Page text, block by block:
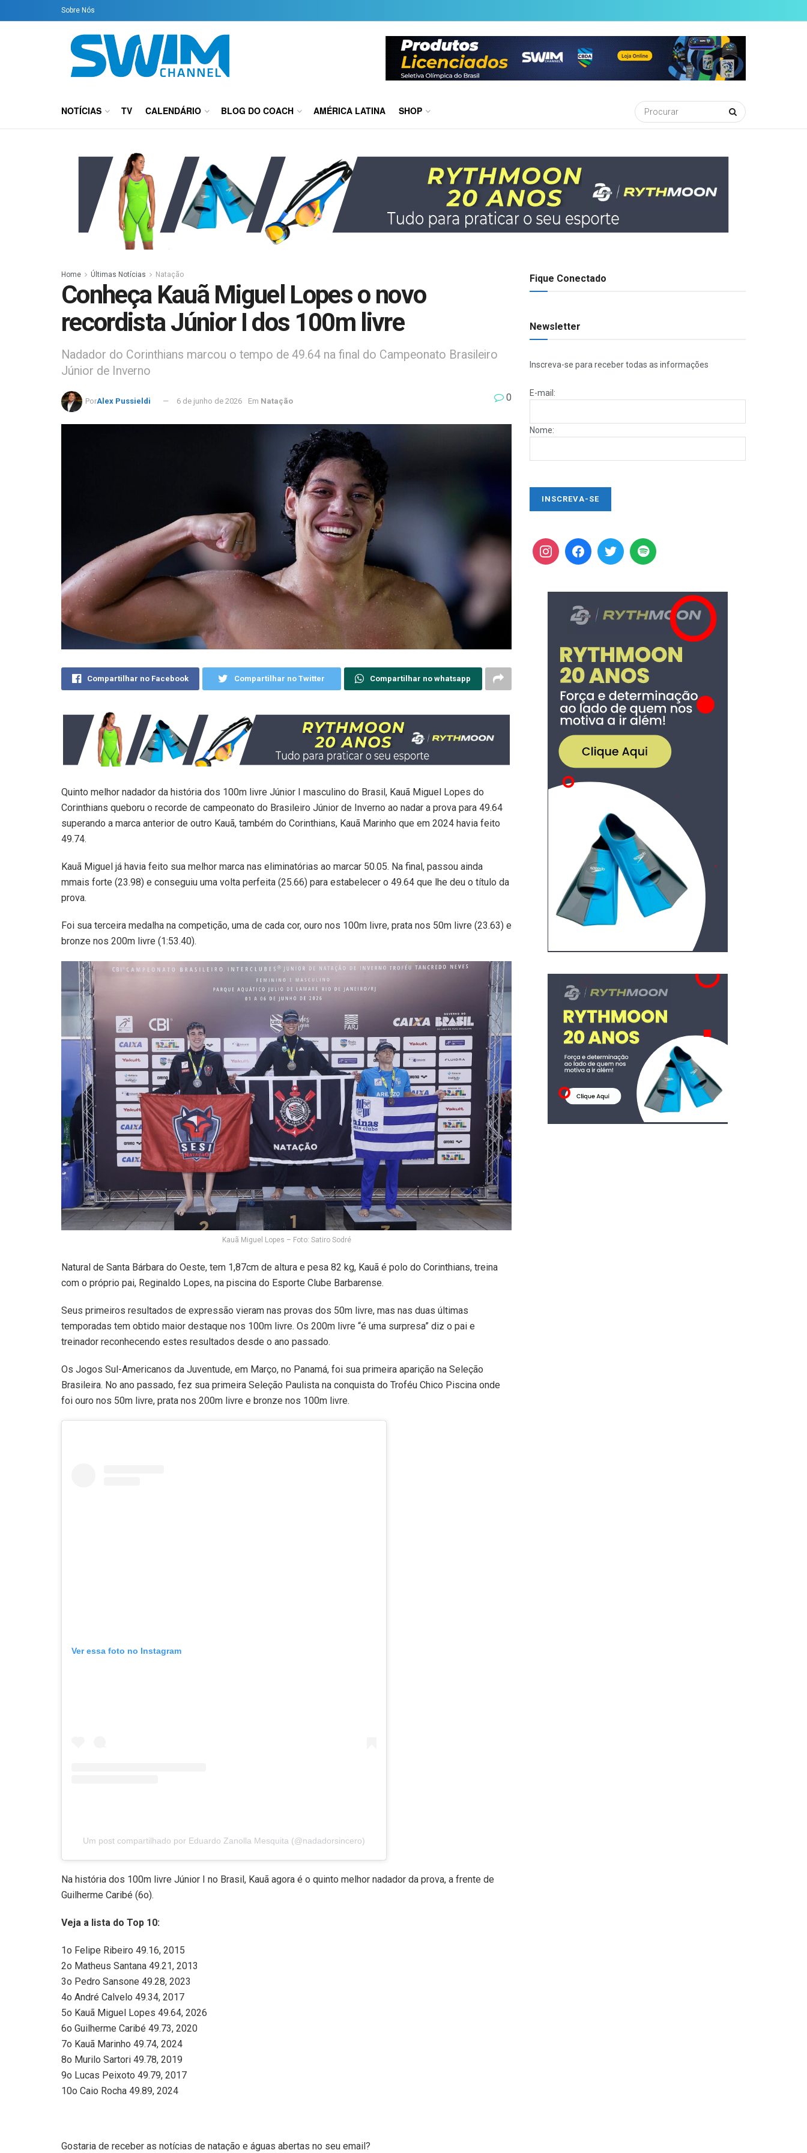
Sobre Nós
NOTÍCIAS TV CALENDÁRIO BLOG DO COACH AMÉRICA LATINA SHOP
Home Últimas Notícias Natação
Conheça Kauã Miguel Lopes o novo
recordista Júnior I dos 100m livre
Nadador do Corinthians marcou o tempo de 49.64 na final do Campeonato Brasileiro
Júnior de Inverno
PorAlex Pussieldi 6 de junho de 2026 Em Natação 0
Compartilhar no Facebook Compartilhar no Twitter Compartilhar no whatsapp
Quinto melhor nadador da história dos 100m livre Júnior I masculino do Brasil, Kauã Miguel Lopes do
Corinthians queboru o recorde de campeonato do Brasileiro Júnior de Inverno ao nadar a prova para 49.64
superando a marca anterior de outro Kauã, também do Corinthians, Kauã Marinho que em 2024 havia feito
49.74.
Kauã Miguel já havia feito sua melhor marca nas eliminatórias ao marcar 50.05. Na final, passou ainda
mmais forte (23.98) e conseguiu uma volta perfeita (25.66) para estabelecer o 49.64 que lhe deu o título da
prova.
Foi sua terceira medalha na competição, uma de cada cor, ouro nos 100m livre, prata nos 50m livre (23.63) e
bronze nos 200m livre (1:53.40).
Kauã Miguel Lopes – Foto: Satiro Sodré
Natural de Santa Bárbara do Oeste, tem 1,87cm de altura e pesa 82 kg, Kauã é polo do Corinthians, treina
com o próprio pai, Reginaldo Lopes, na piscina do Esporte Clube Barbarense.
Seus primeiros resultados de expressão vieram nas provas dos 50m livre, mas nas duas últimas
temporadas tem obtido maior destaque nos 100m livre. Os 200m livre “é uma surpresa” diz o pai e
treinador reconhecendo estes resultados desde o ano passado.
Os Jogos Sul-Americanos da Juventude, em Março, no Panamá, foi sua primeira aparição na Seleção
Brasileira. No ano passado, fez sua primeira Seleção Paulista na conquista do Troféu Chico Piscina onde
foi ouro nos 50m livre, prata nos 200m livre e bronze nos 100m livre.
Ver essa foto no Instagram
Um post compartilhado por Eduardo Zanolla Mesquita (@nadadorsincero)
Na história dos 100m livre Júnior I no Brasil, Kauã agora é o quinto melhor nadador da prova, a frente de
Guilherme Caribé (6o).
Veja a lista do Top 10:
1o Felipe Ribeiro 49.16, 2015
2o Matheus Santana 49.21, 2013
3o Pedro Sansone 49.28, 2023
4o André Calvelo 49.34, 2017
5o Kauã Miguel Lopes 49.64, 2026
6o Guilherme Caribé 49.73, 2020
7o Kauã Marinho 49.74, 2024
8o Murilo Sartori 49.78, 2019
9o Lucas Peixoto 49.79, 2017
10o Caio Rocha 49.89, 2024
Gostaria de receber as notícias de natação e águas abertas no seu email?
Fique Conectado
Newsletter
Inscreva-se para receber todas as informações
E-mail:
Nome: